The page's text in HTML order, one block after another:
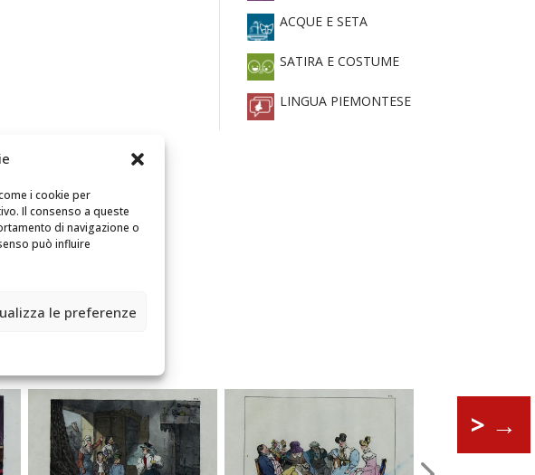
i cookie per
Il consenso a queste
di navigazione o
può influire
le preferenze
ACQUE E SETA
SATIRA E COSTUME
LINGUA PIEMONTESE
> →